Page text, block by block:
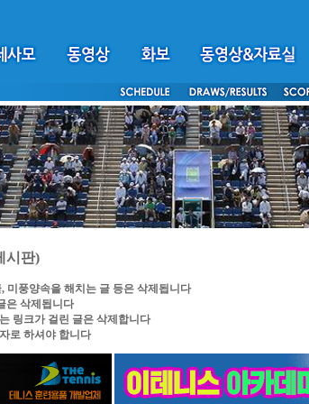
시판)
풍양속을 해치는 글 등은 삭제됩니다
은 삭제됩니다
링크가 걸린 글은 삭제합니다
로 하셔야 합니다